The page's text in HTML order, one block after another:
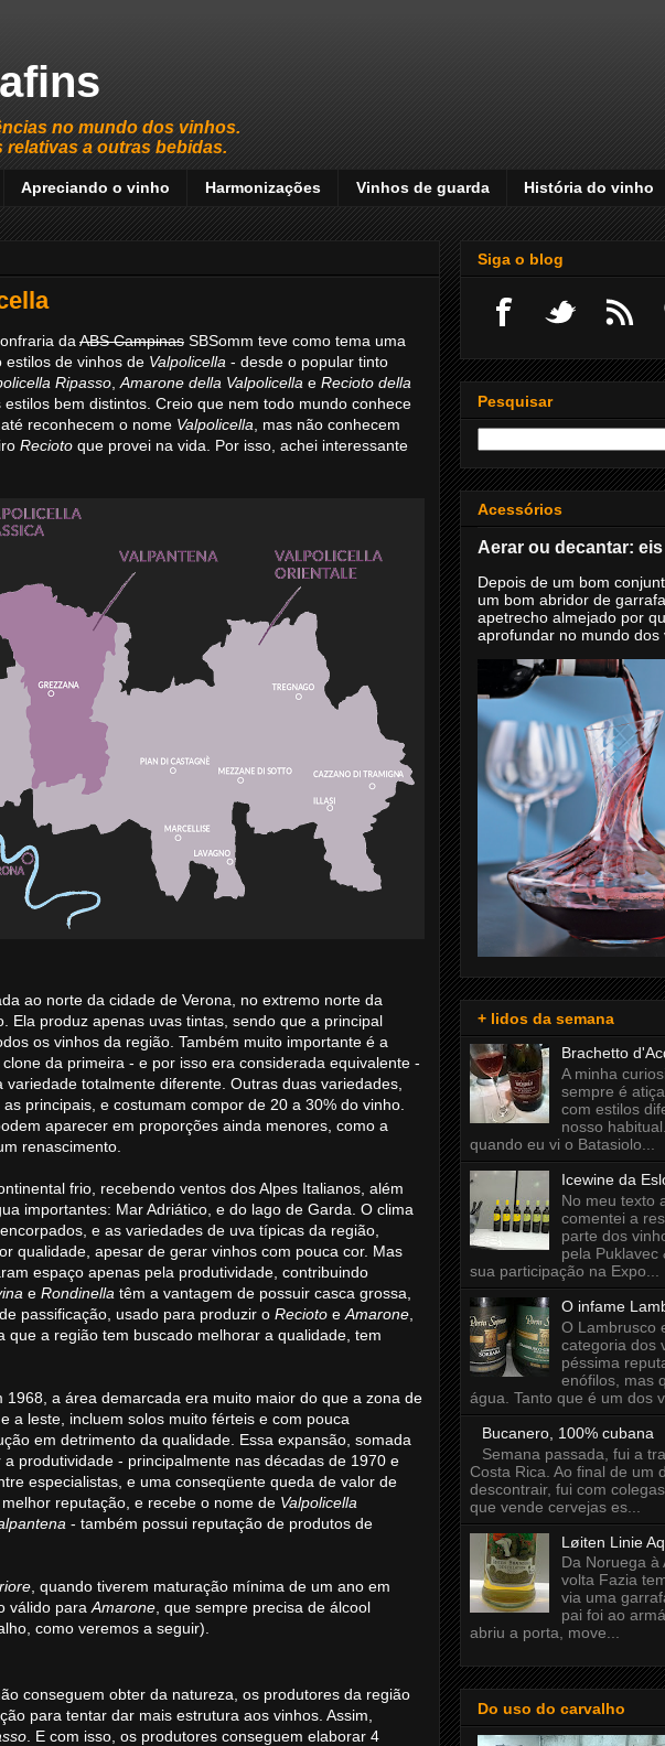
no mundo dos vinhos.
relativas a outras bebidas.
Apreciando o vinho Harmonizações Vinhos de guarda História do vinho
da ABS Campinas SBSomm teve como tema uma
estilos de vinhos de Valpolicella - desde o popular tinto
Ripasso Amarone della Valpolicella e Recioto della
estilos bem distintos. Creio que nem todo mundo conhece
reconhecem o nome Valpolicella , mas não conhecem
Recioto que provei na vida. Por isso, achei interessante
ao norte da cidade de Verona, no extremo norte da
Ela produz apenas uvas tintas, sendo que a principal
os vinhos da região. Também muito importante é a
da primeira - e por isso era considerada equivalente -
totalmente diferente. Outras duas variedades,
as principais, e costumam compor de 20 a 30% do vinho.
aparecer em proporções ainda menores, como a
renascimento.
frio, recebendo ventos dos Alpes Italianos, além
importantes: Mar Adriático, e do lago de Garda. O clima
e as variedades de uva típicas da região,
qualidade, apesar de gerar vinhos com pouca cor. Mas
espaço apenas pela produtividade, contribuindo
e Rondinella têm a vantagem de possuir casca grossa,
passificação, usado para produzir o Recioto e Amarone
a região tem buscado melhorar a qualidade, tem
1968, a área demarcada era muito maior do que a zona de
a leste, incluem solos muito férteis e com pouca
em detrimento da qualidade. Essa expansão, somada
produtividade - principalmente nas décadas de 1970 e
especialistas, e uma conseqüente queda de valor de
reputação, e recebe o nome de Valpolicella
- também possui reputação de produtos de
, quando tiverem maturação mínima de um ano em
válido para Amarone , que sempre precisa de álcool
como veremos a seguir).
conseguem obter da natureza, os produtores da região
para tentar dar mais estrutura aos vinhos. Assim,
. E com isso, os produtores conseguem elaborar 4
Siga o blog
Pesquisar
Acessórios
Aerar ou decantar:
Depois de um bom
um bom abridor de
apetrecho almejado por
aprofundar no mundo dos
+ lidos da semana
Brachetto
A minha
sempre é
com estilos
nosso
quando eu vi o Batasiolo...
Icewine da
No meu texto
comentei a
parte dos
pela Puklavec
sua participação na Expo...
O infame
O Lambrusco
categoria dos
péssima
enófilos, mas
água. Tanto que é um dos
Bucanero, 100% cubana
Semana passada, fui a
Costa Rica. Ao final de um
descontrair, fui com
que vende cervejas es...
Løiten Linie
Da Noruega à
volta Fazia
via uma
pai foi ao
abriu a porta, move...
Do uso do carvalho